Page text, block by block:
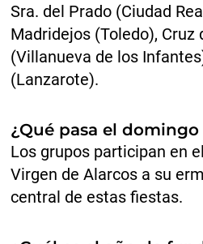
Sra. del Prado (Ciudad
Madridejos (Toledo), Cruz
(Villanueva de los
(Lanzarote).
¿Qué pasa el
Los grupos participan en
Virgen de Alarcos a su
central de estas fiestas.